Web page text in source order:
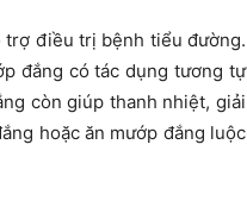
trợ điều trị bệnh tiểu đường.
đắng có tác dụng tương tự
còn giúp thanh nhiệt, giải
hoặc ăn mướp đắng luộc